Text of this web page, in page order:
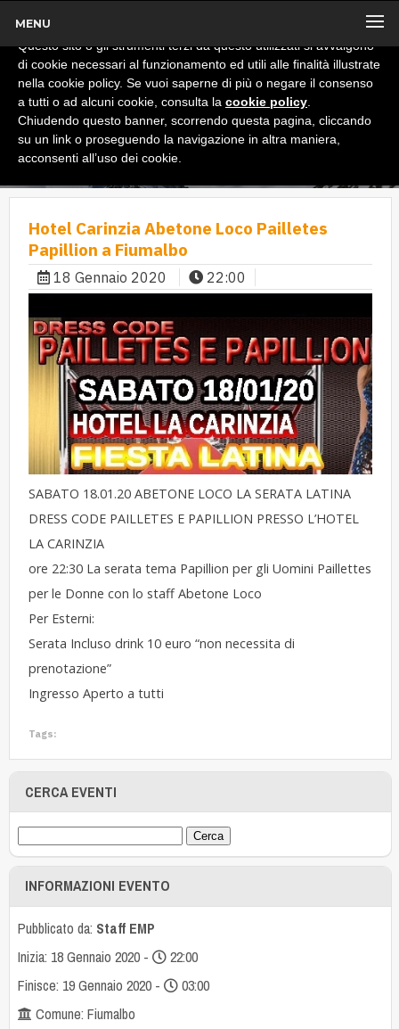
MENU
Hotel Carinzia Abetone Loco Pailletes
Papillion a Fiumalbo
18 Gennaio 2020 22:00
SABATO 18.01.20 ABETONE LOCO LA SERATA LATINA
DRESS CODE PAILLETES E PAPILLION PRESSO L’HOTEL
LA CARINZIA
ore 22:30 La serata tema Papillion per gli Uomini Paillettes
per le Donne con lo staff Abetone Loco
Per Esterni:
Serata Incluso drink 10 euro “non necessita di
prenotazione”
Ingresso Aperto a tutti
Tags:
CERCA EVENTI
INFORMAZIONI EVENTO
Pubblicato da: Staff EMP
Inizia: 18 Gennaio 2020 -
22:00
Finisce: 19 Gennaio 2020 -
03:00
Comune: Fiumalbo
x
Informativa
Questo sito o gli strumenti terzi da questo utilizzati si avvalgono
di cookie necessari al funzionamento ed utili alle finalità illustrate
nella cookie policy. Se vuoi saperne di più o negare il consenso
a tutti o ad alcuni cookie, consulta la cookie policy
Chiudendo questo banner, scorrendo questa pagina, cliccando
su un link o proseguendo la navigazione in altra maniera,
acconsenti all’uso dei cookie.